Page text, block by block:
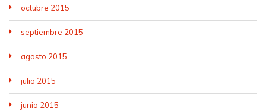
octubre 2015
septiembre 2015
agosto 2015
julio 2015
junio 2015